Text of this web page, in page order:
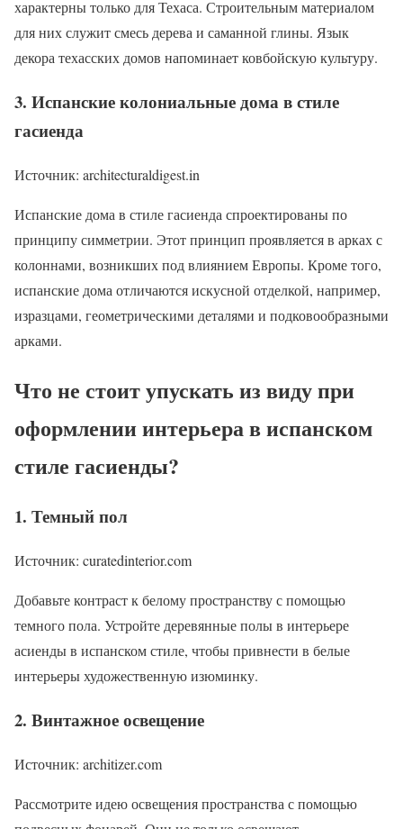
характерны только для Техаса. Строительным материалом
для них служит смесь дерева и саманной глины. Язык
декора техасских домов напоминает ковбойскую культуру.
3. Испанские колониальные дома в стиле
гасиенда
Источник: architecturaldigest.in
Испанские дома в стиле гасиенда спроектированы по
принципу симметрии. Этот принцип проявляется в арках с
колоннами, возникших под влиянием Европы. Кроме того,
испанские дома отличаются искусной отделкой, например,
изразцами, геометрическими деталями и подковообразными
арками.
Что не стоит упускать из виду при
оформлении интерьера в испанском
стиле гасиенды?
1. Темный пол
Источник: curatedinterior.com
Добавьте контраст к белому пространству с помощью
темного пола. Устройте деревянные полы в интерьере
асиенды в испанском стиле, чтобы привнести в белые
интерьеры художественную изюминку.
2. Винтажное освещение
Источник: architizer.com
Рассмотрите идею освещения пространства с помощью